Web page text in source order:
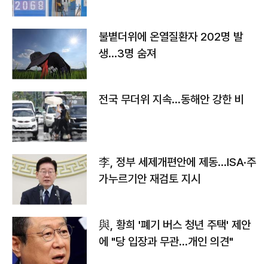
불볕더위에 온열질환자 202명 발
생…3명 숨져
전국 무더위 지속…동해안 강한 비
李, 정부 세제개편안에 제동…ISA·주
가누르기안 재검토 지시
與, 황희 '폐기 버스 청년 주택' 제안
에 "당 입장과 무관…개인 의견"